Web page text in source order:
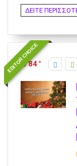
ΔΕΙΤΕ
EDITOR CHOICE
84